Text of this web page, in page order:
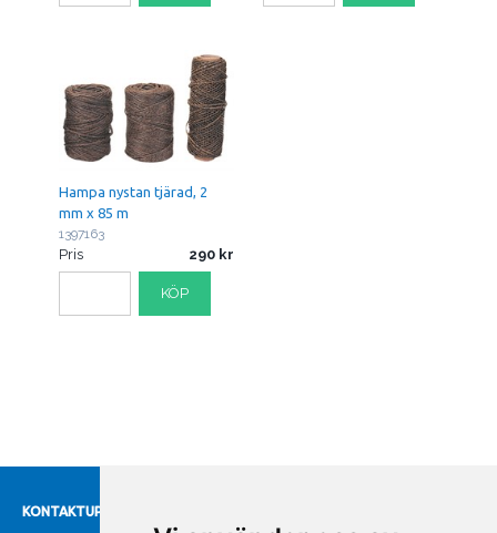
Hampa nystan tjärad, 2
mm x 85 m
1397163
Pris 290
KÖP
KONTAKTUPPGIFTER